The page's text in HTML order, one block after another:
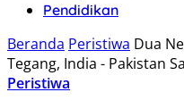
Pendidikan
Beranda Peristiwa Dua
Tegang, India - Pakistan
Peristiwa